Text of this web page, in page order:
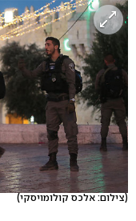
(צילום: אלכס קולומויסקי)